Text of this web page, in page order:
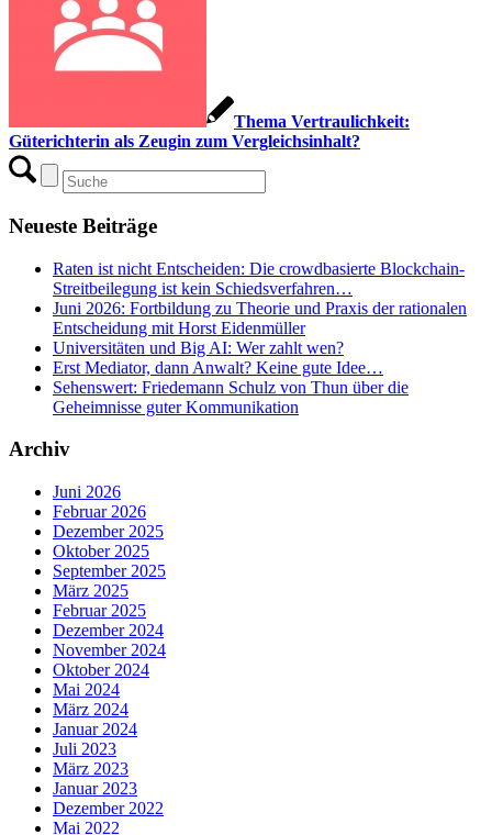
Thema Vertraulichkeit:
Güterichterin als Zeugin zum Vergleichsinhalt?
Neueste Beiträge
Raten ist nicht Entscheiden: Die crowdbasierte Blockchain-
Streitbeilegung ist kein Schiedsverfahren…
Juni 2026: Fortbildung zu Theorie und Praxis der rationalen
Entscheidung mit Horst Eidenmüller
Universitäten und Big AI: Wer zahlt wen?
Erst Mediator, dann Anwalt? Keine gute Idee…
Sehenswert: Friedemann Schulz von Thun über die
Geheimnisse guter Kommunikation
Archiv
Juni 2026
Februar 2026
Dezember 2025
Oktober 2025
September 2025
März 2025
Februar 2025
Dezember 2024
November 2024
Oktober 2024
Mai 2024
März 2024
Januar 2024
Juli 2023
März 2023
Januar 2023
Dezember 2022
Mai 2022